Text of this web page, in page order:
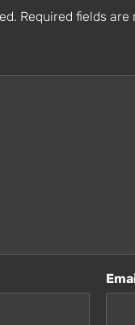
Required fields are